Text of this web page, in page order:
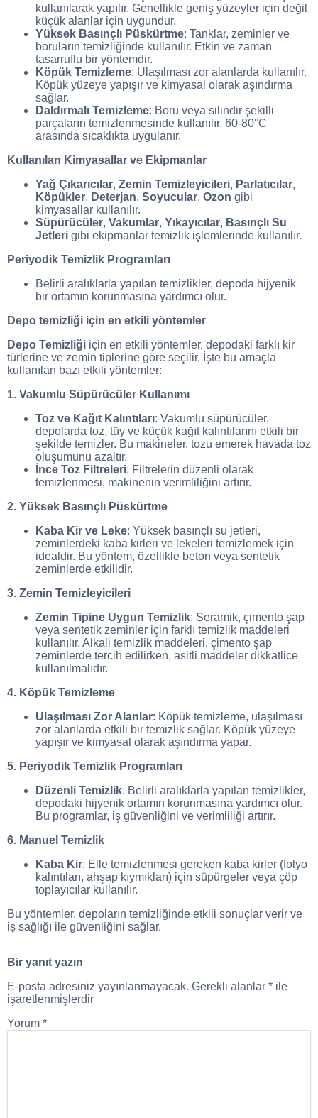
kullanılarak yapılır. Genellikle geniş yüzeyler için değil,
küçük alanlar için uygundur.
Yüksek Basınçlı Püskürtme: Tanklar, zeminler ve
boruların temizliğinde kullanılır. Etkin ve zaman
tasarruflu bir yöntemdir.
Köpük Temizleme: Ulaşılması zor alanlarda kullanılır.
Köpük yüzeye yapışır ve kimyasal olarak aşındırma
sağlar.
Daldırmalı Temizleme: Boru veya silindir şekilli
parçaların temizlenmesinde kullanılır. 60-80°C
arasında sıcaklıkta uygulanır.
Kullanılan Kimyasallar ve Ekipmanlar
Yağ Çıkarıcılar, Zemin Temizleyicileri, Parlatıcılar,
Köpükler, Deterjan, Soyucular, Ozon gibi
kimyasallar kullanılır.
Süpürücüler, Vakumlar, Yıkayıcılar, Basınçlı Su
Jetleri gibi ekipmanlar temizlik işlemlerinde kullanılır.
Periyodik Temizlik Programları
Belirli aralıklarla yapılan temizlikler, depoda hijyenik
bir ortamın korunmasına yardımcı olur.
Depo temizliği için en etkili yöntemler
Depo Temizliği için en etkili yöntemler, depodaki farklı kir
türlerine ve zemin tiplerine göre seçilir. İşte bu amaçla
kullanılan bazı etkili yöntemler:
1. Vakumlu Süpürücüler Kullanımı
Toz ve Kağıt Kalıntıları: Vakumlu süpürücüler,
depolarda toz, tüy ve küçük kağıt kalıntılarını etkili bir
şekilde temizler. Bu makineler, tozu emerek havada toz
oluşumunu azaltır.
İnce Toz Filtreleri: Filtrelerin düzenli olarak
temizlenmesi, makinenin verimliliğini artırır.
2. Yüksek Basınçlı Püskürtme
Kaba Kir ve Leke: Yüksek basınçlı su jetleri,
zeminlerdeki kaba kirleri ve lekeleri temizlemek için
idealdir. Bu yöntem, özellikle beton veya sentetik
zeminlerde etkilidir.
3. Zemin Temizleyicileri
Zemin Tipine Uygun Temizlik: Seramik, çimento şap
veya sentetik zeminler için farklı temizlik maddeleri
kullanılır. Alkali temizlik maddeleri, çimento şap
zeminlerde tercih edilirken, asitli maddeler dikkatlice
kullanılmalıdır.
4. Köpük Temizleme
Ulaşılması Zor Alanlar: Köpük temizleme, ulaşılması
zor alanlarda etkili bir temizlik sağlar. Köpük yüzeye
yapışır ve kimyasal olarak aşındırma yapar.
5. Periyodik Temizlik Programları
Düzenli Temizlik: Belirli aralıklarla yapılan temizlikler,
depodaki hijyenik ortamın korunmasına yardımcı olur.
Bu programlar, iş güvenliğini ve verimliliği artırır.
6. Manuel Temizlik
Kaba Kir: Elle temizlenmesi gereken kaba kirler (folyo
kalıntıları, ahşap kıymıkları) için süpürgeler veya çöp
toplayıcılar kullanılır.
Bu yöntemler, depoların temizliğinde etkili sonuçlar verir ve
iş sağlığı ile güvenliğini sağlar.
Bir yanıt yazın
E-posta adresiniz yayınlanmayacak. Gerekli alanlar * ile
işaretlenmişlerdir
Yorum *